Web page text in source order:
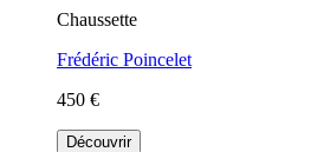
Chaussette
Frédéric Poincelet
450 €
Découvrir